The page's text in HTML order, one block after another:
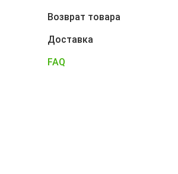
Возврат товара
Доставка
FAQ